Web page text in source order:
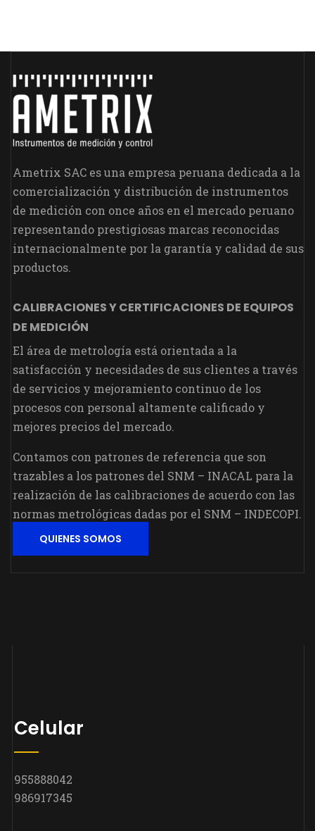
Ametrix SAC es una empresa peruana dedicada a la
comercialización y distribución de instrumentos
de medición con once años en el mercado peruano
representando prestigiosas marcas reconocidas
internacionalmente por la garantía y calidad de sus
productos.
CALIBRACIONES Y CERTIFICACIONES DE EQUIPOS
DE MEDICIÓN
El área de metrología está orientada a la
satisfacción y necesidades de sus clientes a través
de servicios y mejoramiento continuo de los
procesos con personal altamente calificado y
mejores precios del mercado.
Contamos con patrones de referencia que son
trazables a los patrones del SNM – INACAL para la
realización de las calibraciones de acuerdo con las
normas metrológicas dadas por el SNM – INDECOPI.
QUIENES SOMOS
Celular
955888042
986917345